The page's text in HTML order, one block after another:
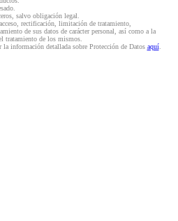
salvo obligación legal.
rectificación, limitación de tratamiento,
de sus datos de carácter personal, así como a la
tratamiento de los mismos.
la información detallada sobre Protección de Datos aquí.